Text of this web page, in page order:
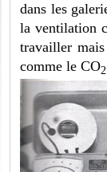
dans les
la ventilation
travailler
comme le CO2